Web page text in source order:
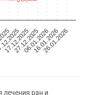
17.12.2025
27.12.2025
06.01.2026
16.01.2026
26.01.2026
лечения ран и